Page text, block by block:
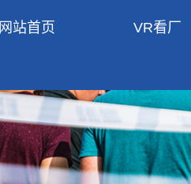
网站首页 VR看厂